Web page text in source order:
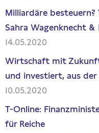
Milliardäre
Sahra Wagenknecht &
14.05.2020
Wirtschaft mit
und investiert, aus der
10.05.2020
T-Online:
für Reiche